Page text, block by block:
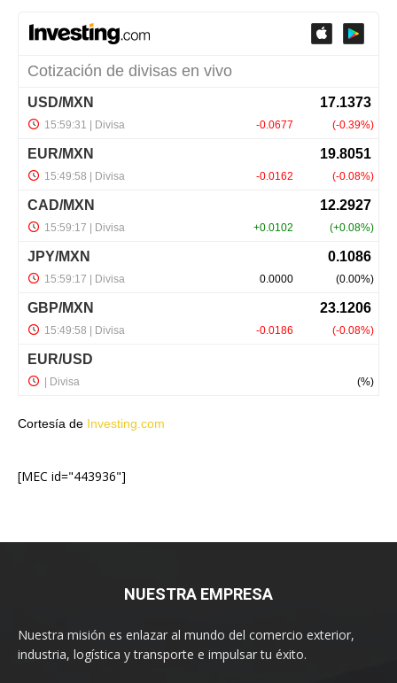
Cortesía de Investing.com
[MEC id="443936"]
NUESTRA EMPRESA
Nuestra misión es enlazar al mundo del comercio exterior,
industria, logística y transporte e impulsar tu éxito.